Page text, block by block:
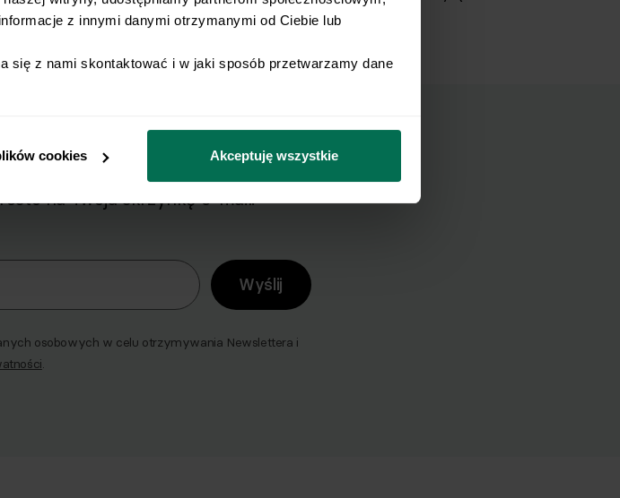
z innymi danymi otrzymanymi od Ciebie lub
się z nami skontaktować i w jaki sposób przetwarzamy dane
cookies Akceptuję wszystkie
na e-mail
na Twoja skrzynkę e-mail.
Wyślij
osobowych w celu otrzymywania Newslettera i
.